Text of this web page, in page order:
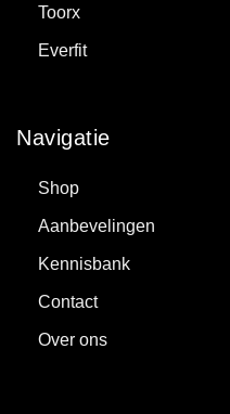
Toorx
Everfit
Navigatie
Shop
Aanbevelingen
Kennisbank
Contact
Over ons